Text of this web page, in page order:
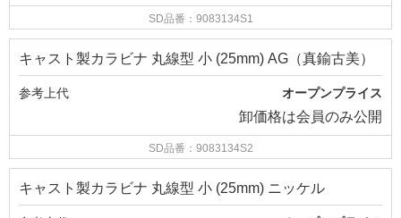
SD品番：9083134S1
キャスト製カラビナ 丸線型 小 (25mm) AG（真鍮古美）
参考上代 オープンプライス
卸価格は会員のみ公開
SD品番：9083134S2
キャスト製カラビナ 丸線型 小 (25mm) ニッケル